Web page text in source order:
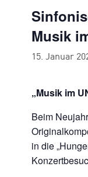
Musik
15. Januar
„Musik im
Beim
in die